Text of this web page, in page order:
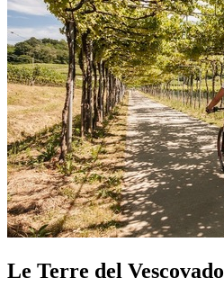
Le Terre del Vescovado